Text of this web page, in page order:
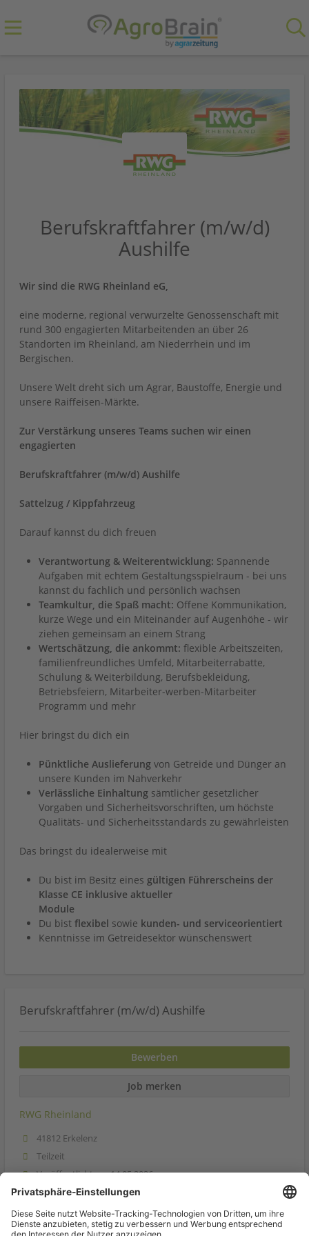
Berufskraftfahrer (m/w/d)
Aushilfe
Wir sind die RWG Rheinland eG,
eine moderne, regional verwurzelte Genossenschaft mit
rund 300 engagierten Mitarbeitenden an über 26
Standorten im Rheinland, am Niederrhein und im
Bergischen.
Unsere Welt dreht sich um Agrar, Baustoffe, Energie und
unsere Raiffeisen-Märkte.
Zur Verstärkung unseres Teams suchen wir einen
engagierten
Berufskraftfahrer (m/w/d) Aushilfe
Sattelzug / Kippfahrzeug
Darauf kannst du dich freuen
Verantwortung & Weiterentwicklung: Spannende
Aufgaben mit echtem Gestaltungsspielraum - bei uns
kannst du fachlich und persönlich wachsen
Teamkultur, die Spaß macht: Offene Kommunikation,
kurze Wege und ein Miteinander auf Augenhöhe - wir
ziehen gemeinsam an einem Strang
Wertschätzung, die ankommt: flexible Arbeitszeiten,
familienfreundliches Umfeld, Mitarbeiterrabatte,
Schulung & Weiterbildung, Berufsbekleidung,
Betriebsfeiern, Mitarbeiter-werben-Mitarbeiter
Programm und mehr
Hier bringst du dich ein
Pünktliche Auslieferung von Getreide und Dünger an
unsere Kunden im Nahverkehr
Verlässliche Einhaltung sämtlicher gesetzlicher
Vorgaben und Sicherheitsvorschriften, um höchste
Qualitäts- und Sicherheitsstandards zu gewährleisten
Das bringst du idealerweise mit
Du bist im Besitz eines gültigen Führerscheins der
Klasse CE inklusive aktueller
Module
Du bist flexibel sowie kunden- und serviceorientiert
Kenntnisse im Getreidesektor wünschenswert
Berufskraftfahrer (m/w/d) Aushilfe
Bewerben
Job merken
RWG Rheinland
41812 Erkelenz
Teilzeit
Veröffentlicht am 14.05.2026
Nach weiteren Jobs suchen
Jetzt Job teilen